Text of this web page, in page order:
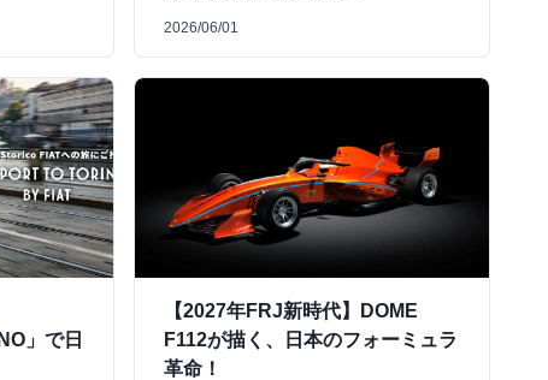
2026/06/01
」で日
【2027年FRJ新時代】DOME
F112が描く、日本のフォーミュラ
革命！